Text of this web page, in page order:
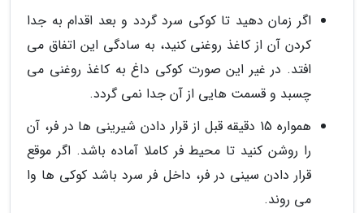
اگر زمان دهید تا کوکی سرد گردد و بعد اقدام به جدا
کردن آن از کاغذ روغنی کنید، به سادگی این اتفاق می
افتد. در غیر این صورت کوکی داغ به کاغذ روغنی می
چسبد و قسمت هایی از آن جدا نمی گردد.
همواره 15 دقیقه قبل از قرار دادن شیرینی ها در فر، آن
را روشن کنید تا محیط فر کاملا آماده باشد. اگر موقع
قرار دادن سینی در فر، داخل فر سرد باشد کوکی ها وا
می روند.